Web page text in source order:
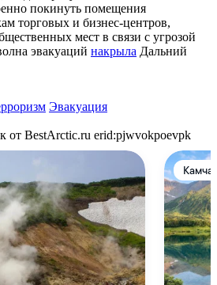
покинуть помещения
торговых и бизнес-центров,
мест в связи с угрозой
эвакуаций накрыла Дальний
Эвакуация
от BestArctic.ru erid:pjwvokpoevpk